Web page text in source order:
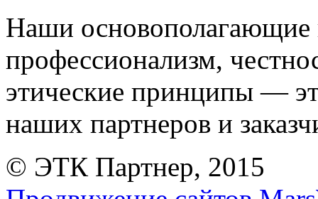
Наши
профессионализм,
этические принципы —
наших партнеров и
© ЭТК Партнер, 2015